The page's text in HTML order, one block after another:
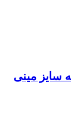
سایز مینی